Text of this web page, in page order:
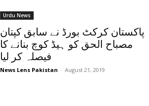
Urdu News
پاکستان کرکٹ بورڈ نے سابق کپتان
مصباح الحق کو ہیڈ کوچ بنانے کا
فیصلہ کر لیا
News Lens Pakistan - August 21, 2019